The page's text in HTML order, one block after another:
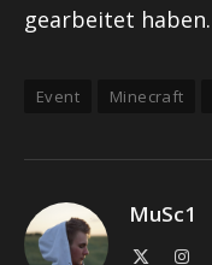
gearbeitet haben.
Event Minecraft
MuSc1